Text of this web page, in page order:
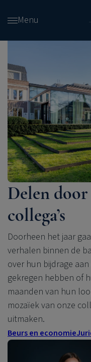
en
inhoud
gaan
Menu
Delen door
collega’s
Doorheen het jaar
verhalen binnen de
over hun bijdrage
gekregen hebben of
maanden van hun
mozaïek van onze
uitmaken.
Beurs en economie